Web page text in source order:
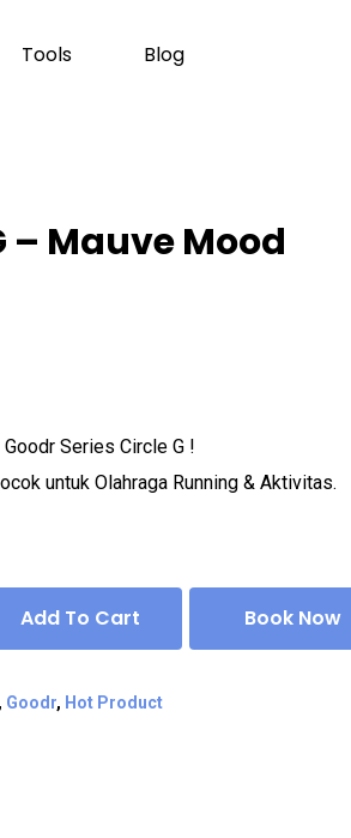
Tools Blog
– Mauve Mood
Series Circle G !
untuk Olahraga Running & Aktivitas.
Add To Cart Book Now
, Goodr, Hot Product